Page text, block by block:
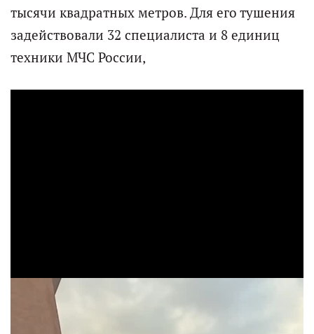
тысячи квадратных метров. Для его тушения
задействовали 32 специалиста и 8 единиц
техники МЧС России,